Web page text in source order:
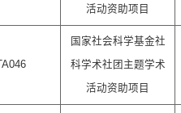
活动资助项目
国家社会科学基金社
科学术社团主题学术
活动资助项目